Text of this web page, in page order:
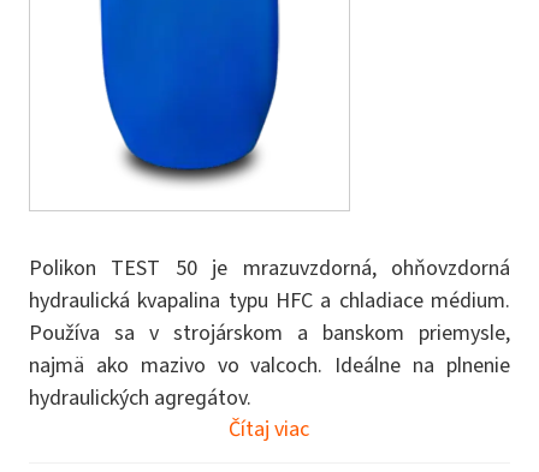
Polikon TEST 50 je mrazuvzdorná, ohňovzdorná
hydraulická kvapalina typu HFC a chladiace médium.
Používa sa v strojárskom a banskom priemysle,
najmä ako mazivo vo valcoch. Ideálne na plnenie
hydraulických agregátov.
Čítaj viac